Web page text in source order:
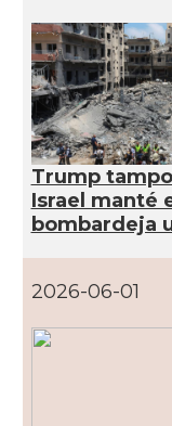
Trump
Israel manté
bombardeja
2026-06-01